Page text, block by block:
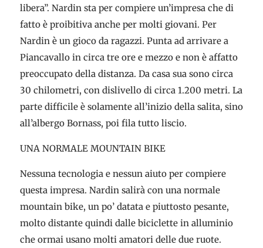
libera”. Nardin sta per compiere un’impresa che di
fatto è proibitiva anche per molti giovani. Per
Nardin è un gioco da ragazzi. Punta ad arrivare a
Piancavallo in circa tre ore e mezzo e non è affatto
preoccupato della distanza. Da casa sua sono circa
30 chilometri, con dislivello di circa 1.200 metri. La
parte difficile è solamente all’inizio della salita, sino
all’albergo Bornass, poi fila tutto liscio.
UNA NORMALE MOUNTAIN BIKE
Nessuna tecnologia e nessun aiuto per compiere
questa impresa. Nardin salirà con una normale
mountain bike, un po’ datata e piuttosto pesante,
molto distante quindi dalle biciclette in alluminio
che ormai usano molti amatori delle due ruote.